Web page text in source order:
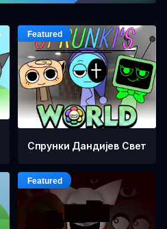
Спрунки Дандијев Свет